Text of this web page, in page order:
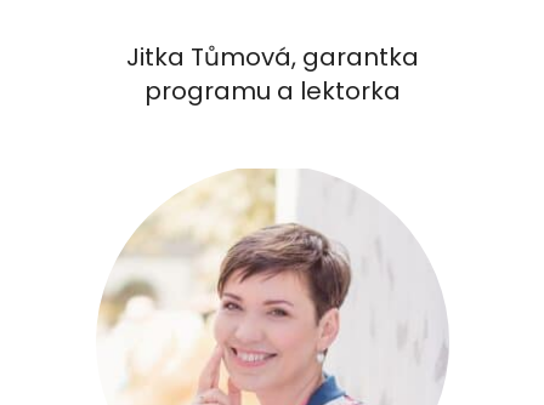
Jitka Tůmová, garantka
programu a lektorka